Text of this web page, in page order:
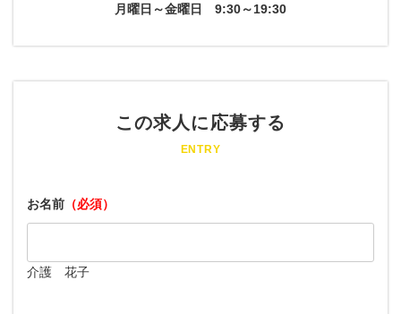
月曜日～金曜日 9:30～19:30
この求人に応募する
ENTRY
お名前 （必須）
介護 花子